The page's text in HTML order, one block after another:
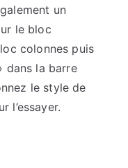
un
le bloc
colonnes puis
dans la barre
le style de
l’essayer.